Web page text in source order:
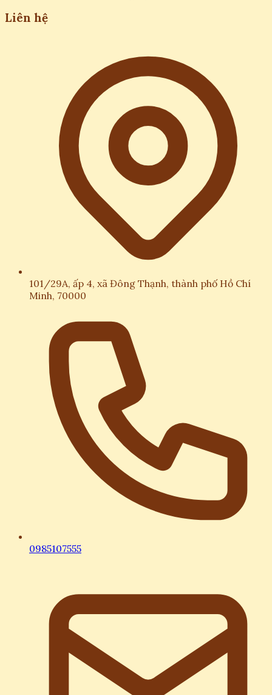
Liên hệ
101/29A, ấp 4, xã Đông Thạnh, thành phố Hồ Chí
Minh, 70000
0985107555